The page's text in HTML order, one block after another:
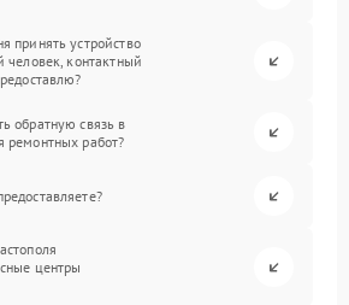
принять устройство
человек, контактный
обратную связь в
ремонтных работ?
центры